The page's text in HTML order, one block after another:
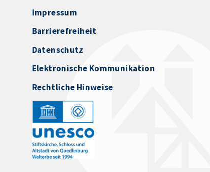
Impressum
Barrierefreiheit
Datenschutz
Elektronische Kommunikation
Rechtliche Hinweise